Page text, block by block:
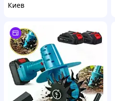
Киев